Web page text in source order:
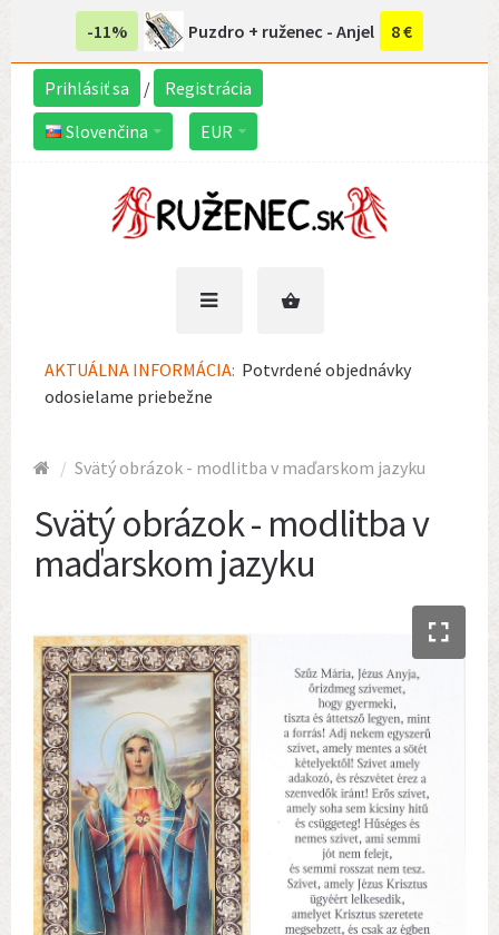
-11% Puzdro + ruženec - Anjel 8 €
Prihlásiť sa /
Registrácia
Slovenčina
EUR
AKTUÁLNA INFORMÁCIA: Potvrdené objednávky
odosielame priebežne
Svätý obrázok - modlitba v maďarskom jazyku
Svätý obrázok - modlitba v
maďarskom jazyku